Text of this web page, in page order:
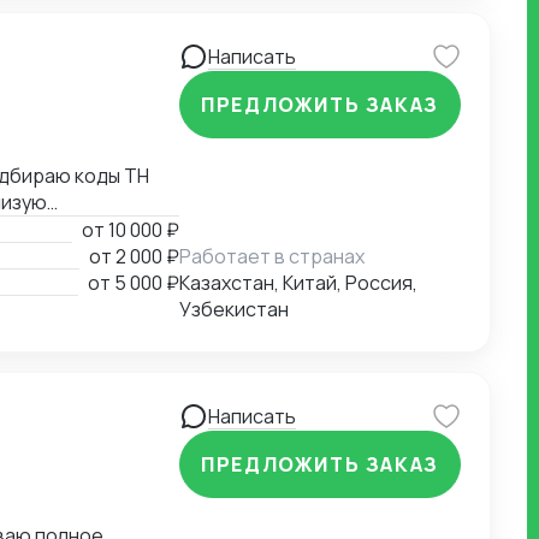
от10 000 ₽
от2 000 ₽
от 5 000 ₽
Написать
ПРЕДЛОЖИТЬ ЗАКАЗ
Работает в странах
Казахстан, Китай, Россия,
Узбекистан
Написать
ПРЕДЛОЖИТЬ ЗАКАЗ